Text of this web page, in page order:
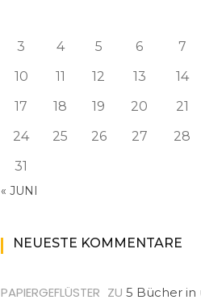
3
4 5 6 7
10
11 12 13 14
17
18 19 20 21
24
25 26 27 28
31
« JUNI
NEUESTE KOMMENTARE
PAPIERGEFLÜSTER ZU 5 Bücher in